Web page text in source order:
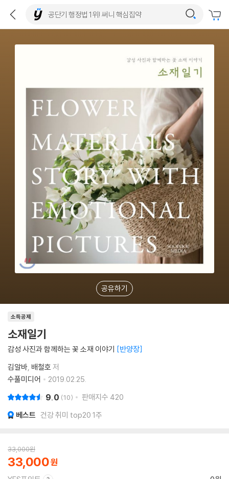
공유하기
소득공제
소재일기
감성 사진과 함께하는 꽃 소재 이야기
반양장
김알바 배철호 저
수풀미디어
2019.02.25.
9.0 10 판매지수 420
베스트 건강 취미 top20 1주
33,000원
33,000